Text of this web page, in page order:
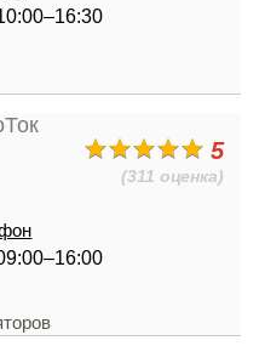
5
(311 оценка)